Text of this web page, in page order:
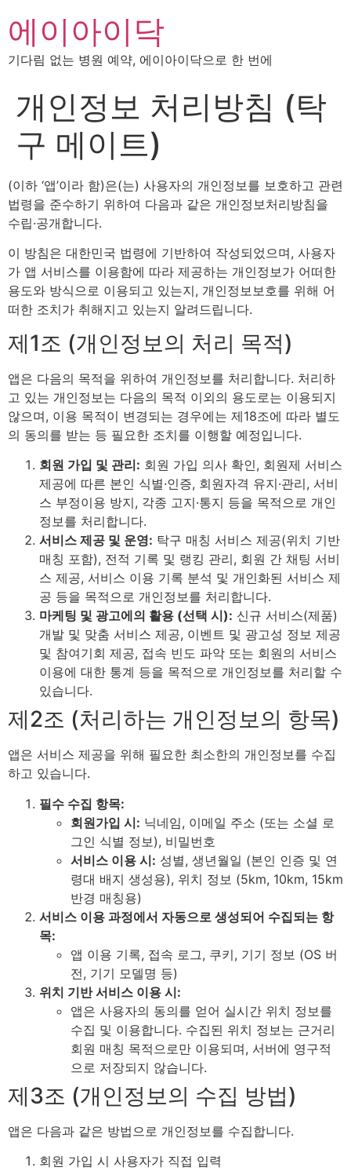
에이아이닥
기다림 없는 병원 예약, 에이아이닥으로 한 번에
개인정보 처리방침 (탁
구 메이트)
(이하 ‘앱’이라 함)은(는) 사용자의 개인정보를 보호하고 관련
법령을 준수하기 위하여 다음과 같은 개인정보처리방침을
수립·공개합니다.
이 방침은 대한민국 법령에 기반하여 작성되었으며, 사용자
가 앱 서비스를 이용함에 따라 제공하는 개인정보가 어떠한
용도와 방식으로 이용되고 있는지, 개인정보보호를 위해 어
떠한 조치가 취해지고 있는지 알려드립니다.
제1조 (개인정보의 처리 목적)
앱은 다음의 목적을 위하여 개인정보를 처리합니다. 처리하
고 있는 개인정보는 다음의 목적 이외의 용도로는 이용되지
않으며, 이용 목적이 변경되는 경우에는 제18조에 따라 별도
의 동의를 받는 등 필요한 조치를 이행할 예정입니다.
회원 가입 및 관리: 회원 가입 의사 확인, 회원제 서비스
제공에 따른 본인 식별·인증, 회원자격 유지·관리, 서비
스 부정이용 방지, 각종 고지·통지 등을 목적으로 개인
정보를 처리합니다.
서비스 제공 및 운영: 탁구 매칭 서비스 제공(위치 기반
매칭 포함), 전적 기록 및 랭킹 관리, 회원 간 채팅 서비
스 제공, 서비스 이용 기록 분석 및 개인화된 서비스 제
공 등을 목적으로 개인정보를 처리합니다.
마케팅 및 광고에의 활용 (선택 시): 신규 서비스(제품)
개발 및 맞춤 서비스 제공, 이벤트 및 광고성 정보 제공
및 참여기회 제공, 접속 빈도 파악 또는 회원의 서비스
이용에 대한 통계 등을 목적으로 개인정보를 처리할 수
있습니다.
제2조 (처리하는 개인정보의 항목)
앱은 서비스 제공을 위해 필요한 최소한의 개인정보를 수집
하고 있습니다.
필수 수집 항목:
회원가입 시: 닉네임, 이메일 주소 (또는 소셜 로
그인 식별 정보), 비밀번호
서비스 이용 시: 성별, 생년월일 (본인 인증 및 연
령대 배지 생성용), 위치 정보 (5km, 10km, 15km
반경 매칭용)
서비스 이용 과정에서 자동으로 생성되어 수집되는 항
목:
앱 이용 기록, 접속 로그, 쿠키, 기기 정보 (OS 버
전, 기기 모델명 등)
위치 기반 서비스 이용 시:
앱은 사용자의 동의를 얻어 실시간 위치 정보를
수집 및 이용합니다. 수집된 위치 정보는 근거리
회원 매칭 목적으로만 이용되며, 서버에 영구적
으로 저장되지 않습니다.
제3조 (개인정보의 수집 방법)
앱은 다음과 같은 방법으로 개인정보를 수집합니다.
회원 가입 시 사용자가 직접 입력